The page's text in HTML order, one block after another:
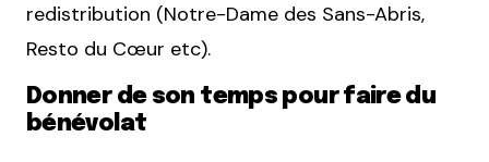
redistribution (Notre-Dame des Sans-Abris,
Resto du Cœur etc).
Donner de son temps pour faire du
bénévolat